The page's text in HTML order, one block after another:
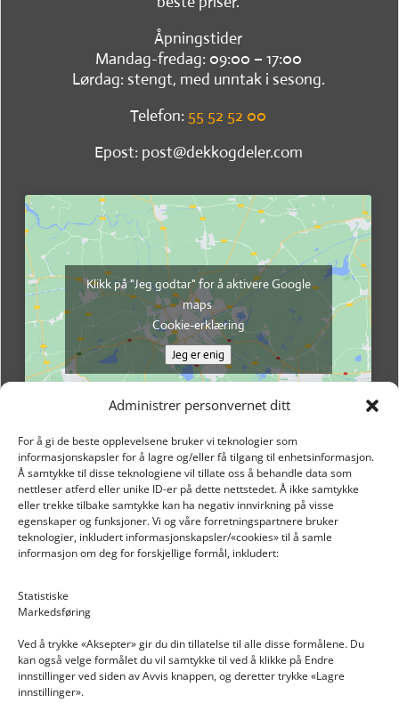
Administrer personvernet ditt
For å gi de beste opplevelsene bruker vi teknologier som
informasjonskapsler for å lagre og/eller få tilgang til enhetsinformasjon.
Å samtykke til disse teknologiene vil tillate oss å behandle data som
nettleser atferd eller unike ID-er på dette nettstedet. Å ikke samtykke
eller trekke tilbake samtykke kan ha negativ innvirkning på visse
egenskaper og funksjoner. Vi og våre forretningspartnere bruker
teknologier, inkludert informasjonskapsler/«cookies» til å samle
informasjon om deg for forskjellige formål, inkludert:
Statistiske
Markedsføring
Ved å trykke «Aksepter» gir du din tillatelse til alle disse formålene. Du
kan også velge formålet du vil samtykke til ved å klikke på Endre
innstillinger ved siden av Avvis knappen, og deretter trykke «Lagre
innstillinger».
Åpningstider
Mandag-fredag: 09:00 – 17:00
Lørdag: stengt, med unntak i sesong.
Telefon: 55 52 52 00
Epost: post@dekkogdeler.com
Klikk på "Jeg godtar" for å aktivere Google
maps
Cookie-erklæring
Jeg er enig